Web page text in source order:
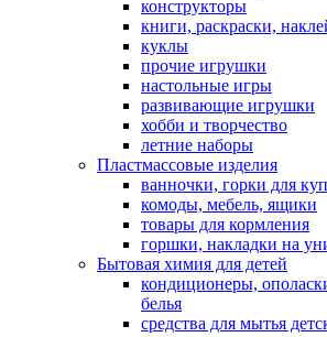
конструкторы
книги, раскраски,
куклы
прочие игрушки
настольные игры
развивающие игрушки
хобби и творчество
летние наборы
Пластмассовые изделия
ванночки, горки для
комоды, мебель, ящики
товары для кормления
горшки, накладки на
Бытовая химия для детей
кондиционеры,
белья
средства для мытья